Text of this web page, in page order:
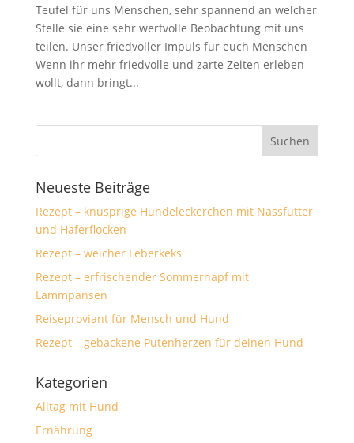
Teufel für uns Menschen, sehr spannend an welcher
Stelle sie eine sehr wertvolle Beobachtung mit uns
teilen. Unser friedvoller Impuls für euch Menschen
Wenn ihr mehr friedvolle und zarte Zeiten erleben
wollt, dann bringt...
Neueste Beiträge
Rezept – knusprige Hundeleckerchen mit Nassfutter
und Haferflocken
Rezept – weicher Leberkeks
Rezept – erfrischender Sommernapf mit
Lammpansen
Reiseproviant für Mensch und Hund
Rezept – gebackene Putenherzen für deinen Hund
Kategorien
Alltag mit Hund
Ernährung